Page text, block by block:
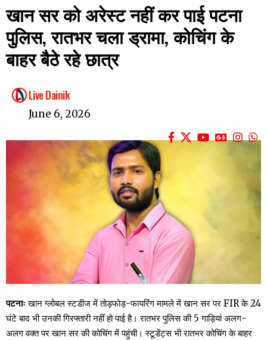
खान सर को अरेस्ट नहीं कर पाई पटना
पुलिस, रातभर चला ड्रामा, कोचिंग के
बाहर बैठे रहे छात्र
Live Dainik
June 6, 2026
पटनाः खान ग्लोबल स्टडीज में तोड़फोड़-फायरिंग मामले में खान सर पर FIR के 24
घंटे बाद भी उनकी गिरफ्तारी नहीं हो पाई है। रातभर पुलिस की 5 गाड़ियां अलग-
अलग वक्त पर खान सर की कोचिंग में पहुंची। स्टूडेंट्स भी रातभर कोचिंग के बाहर